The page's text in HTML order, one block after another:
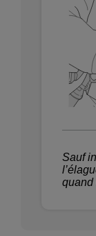
Sauf
quand